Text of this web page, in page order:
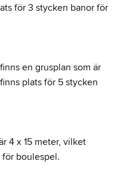
för 3 stycken banor för
finns en grusplan som är
plats för 5 stycken
4 x 15 meter, vilket
för boulespel.